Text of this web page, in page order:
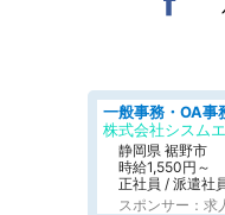
株式会社シスム
静岡県 裾野市
時給1,550円～
正社員 / 派遣社
スポンサー：求